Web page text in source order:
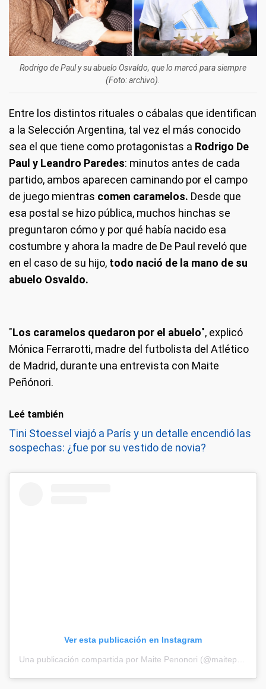
Rodrigo de Paul y su abuelo Osvaldo, que lo marcó para siempre
(Foto: archivo).
Entre los distintos rituales o cábalas que identifican
a la Selección Argentina, tal vez el más conocido
sea el que tiene como protagonistas a Rodrigo De
Paul y Leandro Paredes: minutos antes de cada
partido, ambos aparecen caminando por el campo
de juego mientras comen caramelos. Desde que
esa postal se hizo pública, muchos hinchas se
preguntaron cómo y por qué había nacido esa
costumbre y ahora la madre de De Paul reveló que
en el caso de su hijo, todo nació de la mano de su
abuelo Osvaldo.
"Los caramelos quedaron por el abuelo", explicó
Mónica Ferrarotti, madre del futbolista del Atlético
de Madrid, durante una entrevista con Maite
Peñónori.
Leé también
Tini Stoessel viajó a París y un detalle encendió las
sospechas: ¿fue por su vestido de novia?
Ver esta publicación en Instagram